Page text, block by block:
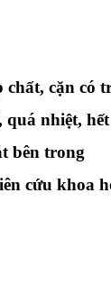
chất, cặn có
quá nhiệt,
bên trong
cứu khoa